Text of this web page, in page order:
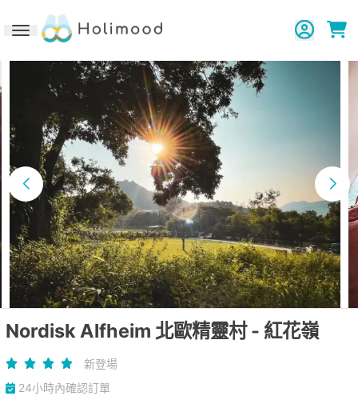
Toggle navigation
Nordisk Alfheim 北歐精靈村 - 紅花嶺
新登場
24小時內確認訂單